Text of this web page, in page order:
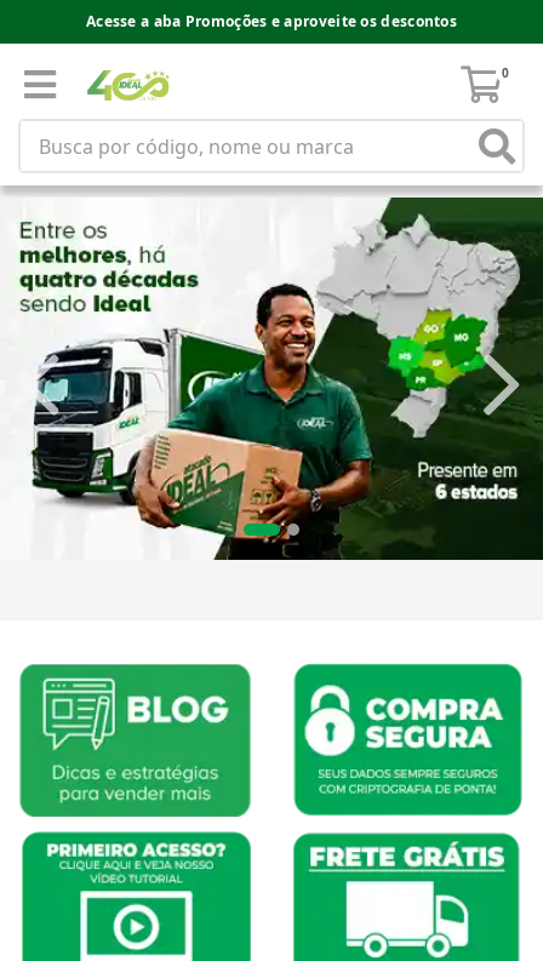
Acesse a aba Promoções e aproveite os descontos
0